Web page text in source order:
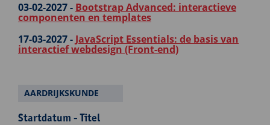
03-02-2027 - Bootstrap Advanced: interactieve
componenten en templates
17-03-2027 - JavaScript Essentials: de basis van
interactief webdesign (Front-end)
AARDRIJKSKUNDE
Startdatum - Titel